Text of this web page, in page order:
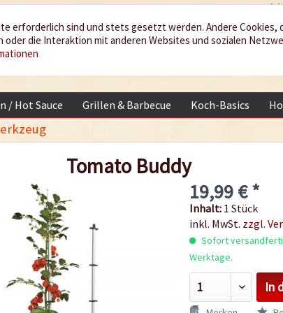
/ Hot Sauce Grillen & Barbecue Koch-Basics
Tomato Buddy
19,99 € *
Inhalt: 1 Stück
inkl. MwSt. zzgl.
Sofort
Werktage.
In
erforderlich sind und stets gesetzt werden. Andere Cookies,
die Interaktion mit anderen Websites und sozialen